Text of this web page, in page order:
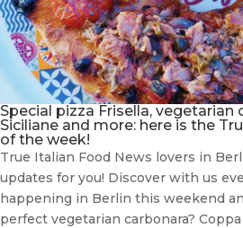
Special pizza Frisella, vegetarian
Siciliane and more: here is the
of the week!
True Italian Food News lovers in
updates for you! Discover with us
happening in Berlin this weekend
perfect vegetarian carbonara?